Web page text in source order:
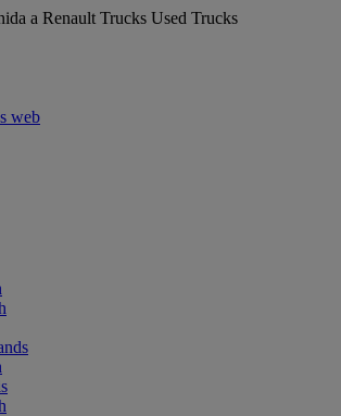
a Renault Trucks Used Trucks
web